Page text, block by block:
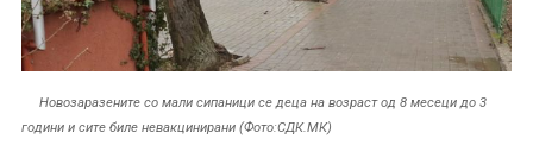
Новозаразените со мали сипаници се деца на возраст од 8 месеци до 3
години и сите биле невакцинирани (Фото:СДК.МК)